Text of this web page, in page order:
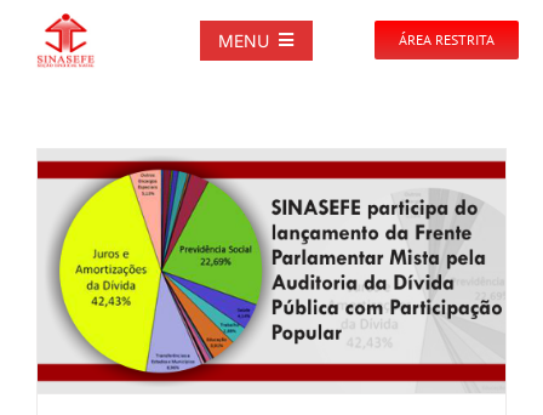
MENU
NOTÍCIAS
PUBLICAÇÕES
DOCUMENTOS
ÁREA RESTRITA